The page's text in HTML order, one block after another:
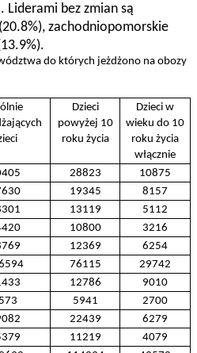
Liderami bez zmian są
zachodniopomorskie
Dzieci
powyżej 10
roku życia
Dzieci w
wieku do 10
roku życia
włącznie
28823
10875
19345
8157
13119
5112
10800
3216
12369
6254
76115
29742
12786
9010
5941
2700
22439
6279
11219
4079